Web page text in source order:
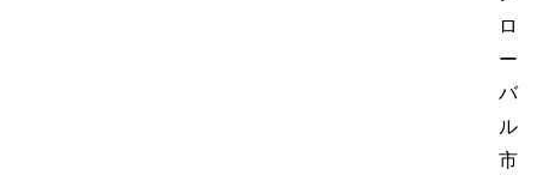
ロ
ー
バ
ル
市